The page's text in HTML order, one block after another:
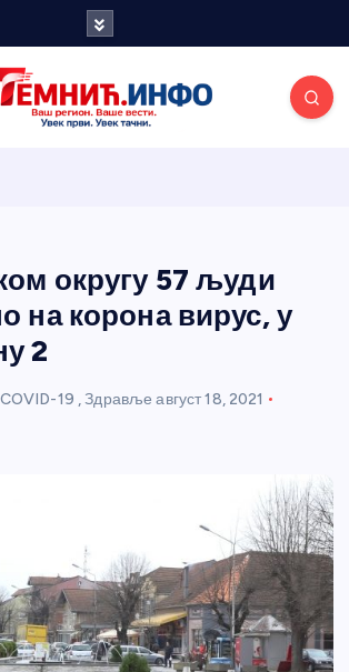
и портал
округу 57 људи
на корона вирус, у
2
COVID-19 ,Здравље август 18, 2021